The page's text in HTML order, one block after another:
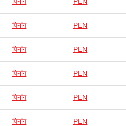
पिनांग PEN
पिनांग PEN
पिनांग PEN
पिनांग PEN
पिनांग PEN
पिनांग PEN